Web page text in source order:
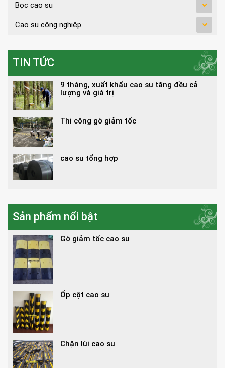
Bọc cao su
Cao su công nghiệp
TIN TỨC
9 tháng, xuất khẩu cao su tăng đều cả
lượng và giá trị
Thi công gờ giảm tốc
cao su tổng hợp
Sản phẩm nổi bật
Gờ giảm tốc cao su
Ốp cột cao su
Chặn lùi cao su